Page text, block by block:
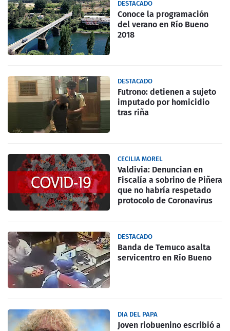
DESTACADO
Conoce la programación
del verano en Río Bueno
2018
DESTACADO
Futrono: detienen a sujeto
imputado por homicidio
tras riña
CECILIA MOREL
Valdivia: Denuncian en
Fiscalía a sobrino de Piñera
que no habría respetado
protocolo de Coronavirus
DESTACADO
Banda de Temuco asalta
servicentro en Río Bueno
DIA DEL PAPA
Joven riobuenino escribió a